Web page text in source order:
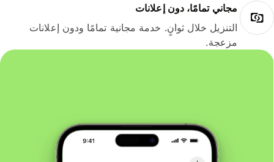
مجاني تمامًا، دون إعلانات
التنزيل خلال ثوانٍ. خدمة مجانية تمامًا ودون إعلانات
مزعجة.